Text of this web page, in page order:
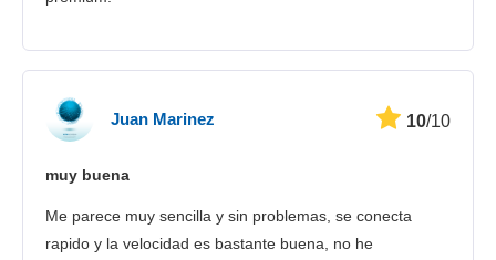
Juan Marinez 10/10
muy buena
Me parece muy sencilla y sin problemas, se conecta
rapido y la velocidad es bastante buena, no he